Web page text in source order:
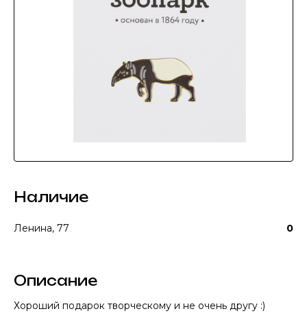
Наличие
Ленина, 77 0
Описание
Хороший подарок творческому и не очень другу :)